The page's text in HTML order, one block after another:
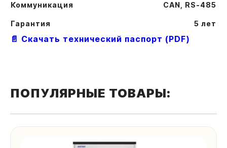
Коммуникация CAN, RS-485
Гарантия 5 лет
📄 Скачать технический паспорт (PDF)
ПОПУЛЯРНЫЕ ТОВАРЫ: